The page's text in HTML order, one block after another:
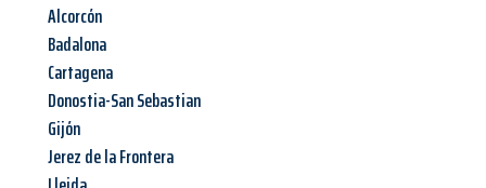
Alcorcón
Badalona
Cartagena
Donostia-San Sebastian
Gijón
Jerez de la Frontera